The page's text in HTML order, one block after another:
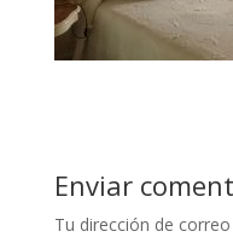
Enviar
Tu dirección de